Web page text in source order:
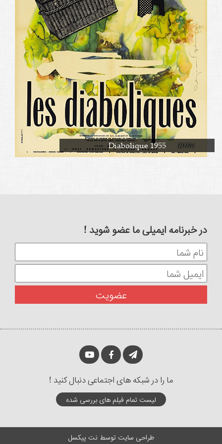
Diabolique 1955
در خبرنامه ایمیلی ما عضو شوید !
ما را در شبکه های اجتماعی دنبال کنید !
لیست تمام فیلم های بررسی شده
طراحی سایت توسط نت پیکسل